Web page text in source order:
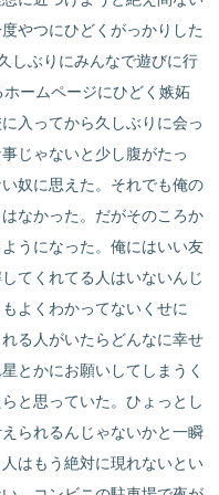
やつにひどくがっかりした
しぶりにみんなで遊びに行
ームページにひどく嫉妬
入ってから久しぶりに会っ
じゃないと少し腹がたっ
奴に思えた。それでも俺の
なかった。だがそのころか
うになった。俺にはいい友
てくれてる人はいないんじ
よくわかってないくせに
る人がいたらどんなに幸せ
とかにお願いしてしまうく
と思っていた。ひょっとし
られるんじゃないかと一瞬
はもう絶対に現れないとい